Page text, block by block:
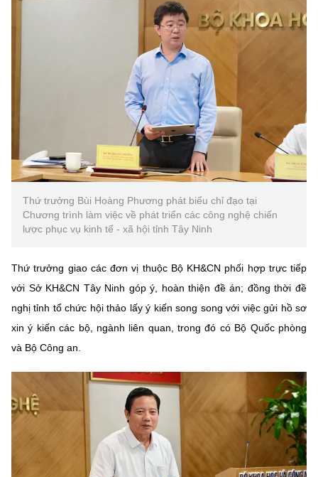
Thứ trưởng Bùi Hoàng Phương phát biểu chỉ đạo tại
Chương trình làm việc về phát triển các công nghệ chiến
lược phục vụ kinh tế - xã hội tỉnh Tây Ninh
Thứ trưởng giao các đơn vị thuộc Bộ KH&CN phối hợp trực tiếp
với Sở KH&CN Tây Ninh góp ý, hoàn thiện đề án; đồng thời đề
nghị tỉnh tổ chức hội thảo lấy ý kiến song song với việc gửi hồ sơ
xin ý kiến các bộ, ngành liên quan, trong đó có Bộ Quốc phòng
và Bộ Công an.